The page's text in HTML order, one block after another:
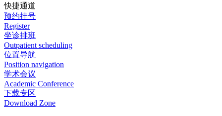
快捷通道
预约挂号
Register
坐诊排班
Outpatient scheduling
位置导航
Position navigation
学术会议
Academic Conference
下载专区
Download Zone